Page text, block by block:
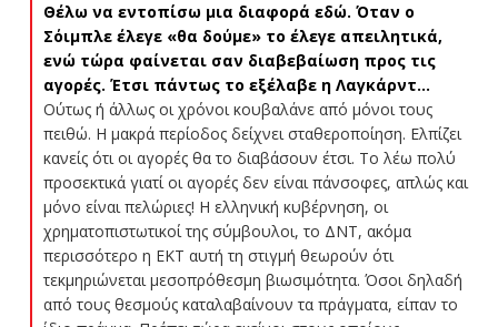
Θέλω να εντοπίσω μια διαφορά εδώ. Όταν ο
Σόιμπλε έλεγε «θα δούμε» το έλεγε απειλητικά,
ενώ τώρα φαίνεται σαν διαβεβαίωση προς τις
αγορές. Έτσι πάντως το εξέλαβε η Λαγκάρντ…
Ούτως ή άλλως οι χρόνοι κουβαλάνε από μόνοι τους
πειθώ. Η μακρά περίοδος δείχνει σταθεροποίηση. Ελπίζει
κανείς ότι οι αγορές θα το διαβάσουν έτσι. Το λέω πολύ
προσεκτικά γιατί οι αγορές δεν είναι πάνσοφες, απλώς και
μόνο είναι πελώριες! Η ελληνική κυβέρνηση, οι
χρηματοπιστωτικοί της σύμβουλοι, το ΔΝΤ, ακόμα
περισσότερο η ΕΚΤ αυτή τη στιγμή θεωρούν ότι
τεκμηριώνεται μεσοπρόθεσμη βιωσιμότητα. Όσοι δηλαδή
από τους θεσμούς καταλαβαίνουν τα πράγματα, είπαν το